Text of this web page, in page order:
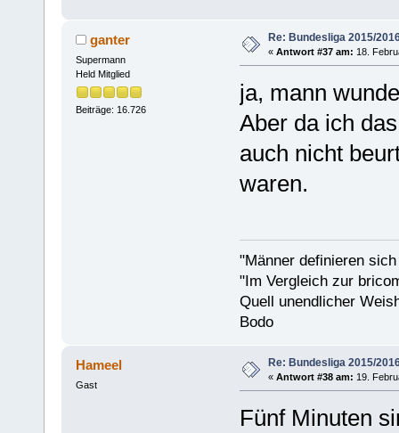
ganter
Supermann
Held Mitglied
Beiträge: 16.726
Re: Bundesliga 2015/
« Antwort #37 am: 18.
ja, mann
Aber da ich
auch nicht
waren.
"Männer definieren
"Im Vergleich zur
Quell unendlicher
Bodo
Hameel
Gast
Re: Bundesliga 2015/
« Antwort #38 am: 19.
Fünf Minuten